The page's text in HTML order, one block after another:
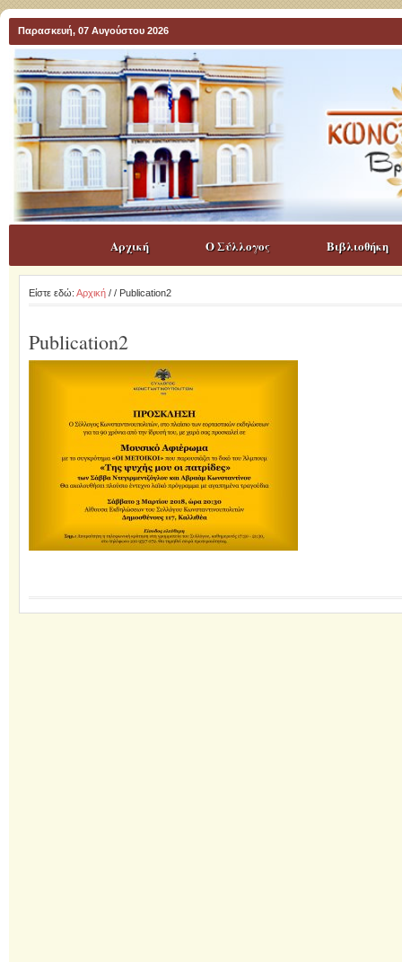
Παρασκευή, 07 Αυγούστου 2026
Αρχική Ο Σύλλογος Βιβλιοθήκη
Είστε εδώ: Αρχική/ / Publication2
Publication2